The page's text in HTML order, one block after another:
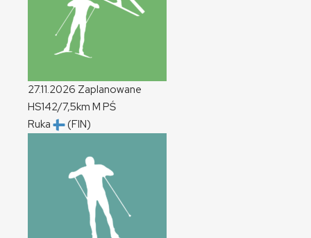
27.11.2026 Zaplanowane
HS142/7,5km M PŚ
Ruka
(FIN)